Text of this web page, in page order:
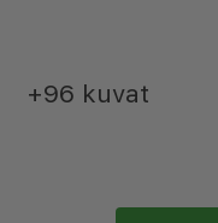
+96 kuvat